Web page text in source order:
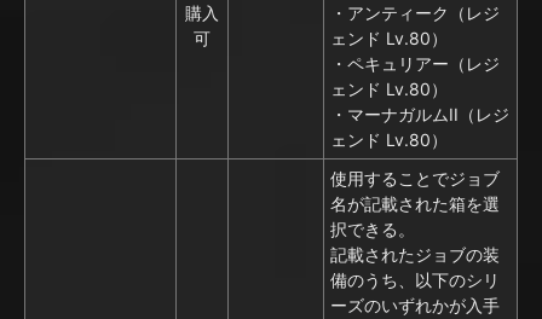
購入
可
・アンティーク（レジ
ェンド Lv.80）
・ペキュリアー（レジ
ェンド Lv.80）
・マーナガルムII（レジ
ェンド Lv.80）
使用することでジョブ
名が記載された箱を選
択できる。
記載されたジョブの装
備のうち、以下のシリ
ーズのいずれかが入手